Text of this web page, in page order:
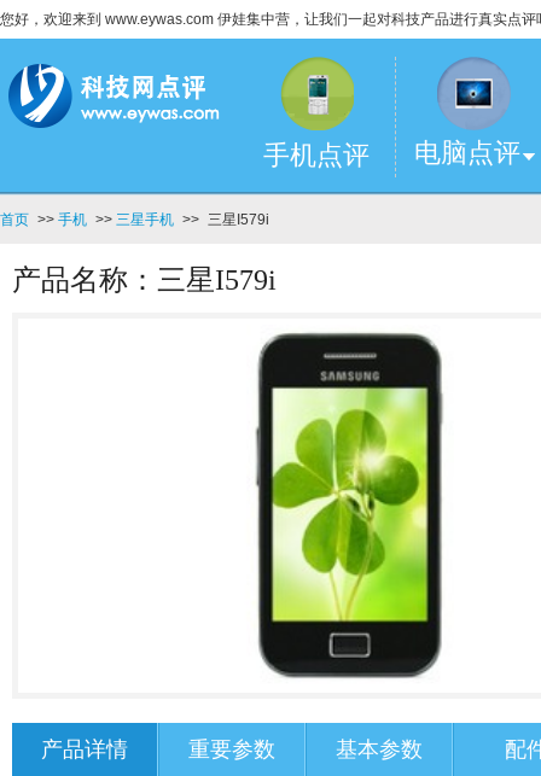
您好，欢迎来到 www.eywas.com 伊娃集中营，让我们一起对科技产品进行真实点评
手机点评 电脑点评
首页 >> 手机 >> 三星手机 >> 三星I579i
产品名称：三星I579i
产品详情 重要参数 基本参数 配